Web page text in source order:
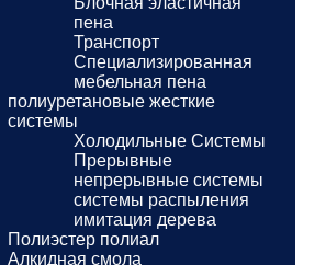
пена
Транспорт
Специализированная
мебельная пена
полиуретановые жесткие
системы
Холодильные Системы
Прерывные
непрерывные системы
системы распыления
имитация дерева
Полиэстер полиал
Алкидная смола